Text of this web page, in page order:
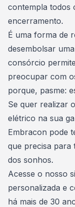
contempla todos
encerramento.
É uma forma de
desembolsar
consórcio
preocupar com
porque, pasme:
Se quer realizar
elétrico na sua
Embracon pode
que precisa para
dos sonhos.
Acesse o nosso
personalizada e
há mais de 30